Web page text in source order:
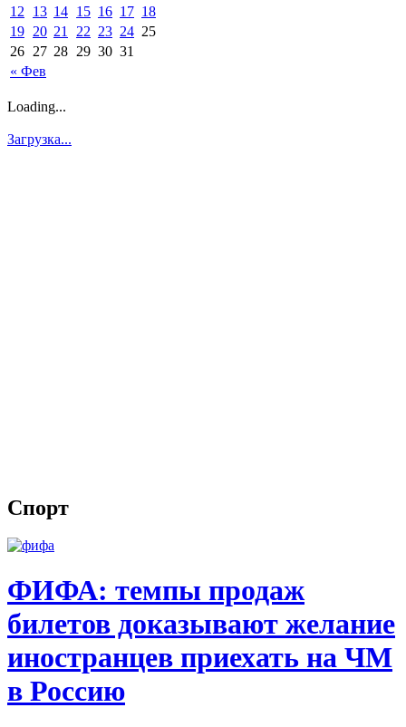
« Фев
12
13 14 15 16 17 18
19 20 21 22 23 24 25
26 27 28 29 30 31
Loading...
Загрузка...
Спорт
ФИФА: темпы продаж
билетов доказывают желание
иностранцев приехать на ЧМ
в Россию